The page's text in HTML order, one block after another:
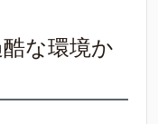
な環境か